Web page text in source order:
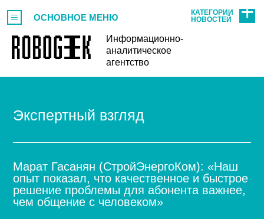
Информационно-
аналитическое
агентство
ОСНОВНОЕ МЕНЮ
КАТЕГОРИИ
НОВОСТЕЙ
Экспертный взгляд
Марат Гасанян (СтройЭнергоКом): «Наш
опыт показал, что качественное и быстрое
решение проблемы для абонента важнее,
чем общение с человеком»